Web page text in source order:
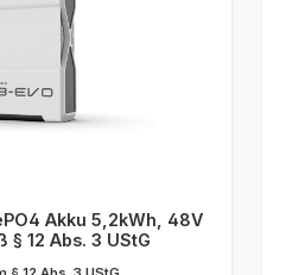
Akku 5,2kWh, 48V
12 Abs. 3 UStG